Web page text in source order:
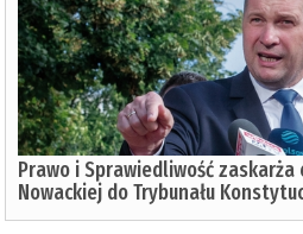
Prawo i Sprawiedliwość
Nowackiej do Trybunału